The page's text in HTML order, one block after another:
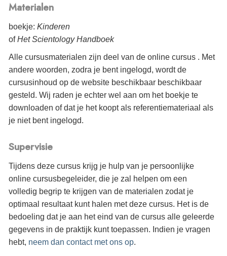
Materialen
boekje: Kinderen
ofHet Scientology Handboek
Alle cursusmaterialen zijn deel van de online cursus . Met
andere woorden, zodra je bent ingelogd, wordt de
cursusinhoud op de website beschikbaar beschikbaar
gesteld. Wij raden je echter wel aan om het boekje te
downloaden of dat je het koopt als referentiemateriaal als
je niet bent ingelogd.
Supervisie
Tijdens deze cursus krijg je hulp van je persoonlijke
online cursusbegeleider, die je zal helpen om een
volledig begrip te krijgen van de materialen zodat je
optimaal resultaat kunt halen met deze cursus. Het is de
bedoeling dat je aan het eind van de cursus alle geleerde
gegevens in de praktijk kunt toepassen. Indien je vragen
hebt, neem dan contact met ons op.